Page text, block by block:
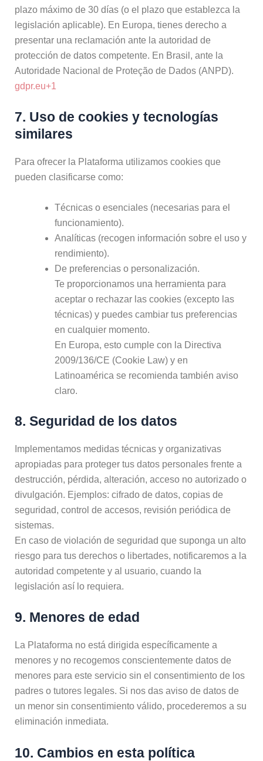
plazo máximo de 30 días (o el plazo que establezca la
legislación aplicable). En Europa, tienes derecho a
presentar una reclamación ante la autoridad de
protección de datos competente. En Brasil, ante la
Autoridade Nacional de Proteção de Dados (ANPD).
gdpr.eu+1
7. Uso de cookies y tecnologías
similares
Para ofrecer la Plataforma utilizamos cookies que
pueden clasificarse como:
Técnicas o esenciales (necesarias para el
funcionamiento).
Analíticas (recogen información sobre el uso y
rendimiento).
De preferencias o personalización.
Te proporcionamos una herramienta para
aceptar o rechazar las cookies (excepto las
técnicas) y puedes cambiar tus preferencias
en cualquier momento.
En Europa, esto cumple con la Directiva
2009/136/CE (Cookie Law) y en
Latinoamérica se recomienda también aviso
claro.
8. Seguridad de los datos
Implementamos medidas técnicas y organizativas
apropiadas para proteger tus datos personales frente a
destrucción, pérdida, alteración, acceso no autorizado o
divulgación. Ejemplos: cifrado de datos, copias de
seguridad, control de accesos, revisión periódica de
sistemas.
En caso de violación de seguridad que suponga un alto
riesgo para tus derechos o libertades, notificaremos a la
autoridad competente y al usuario, cuando la
legislación así lo requiera.
9. Menores de edad
La Plataforma no está dirigida específicamente a
menores y no recogemos conscientemente datos de
menores para este servicio sin el consentimiento de los
padres o tutores legales. Si nos das aviso de datos de
un menor sin consentimiento válido, procederemos a su
eliminación inmediata.
10. Cambios en esta política